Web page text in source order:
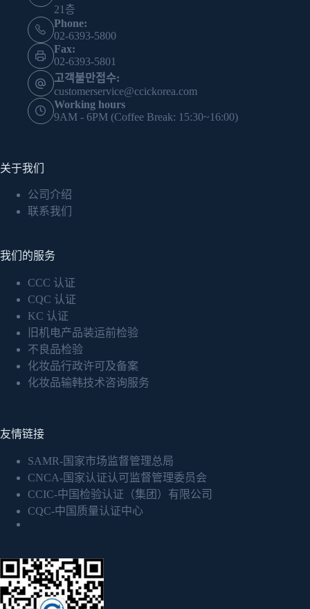
21층
Phone:
02-6393-5800
Fax:
02-6393-5801
고객불만접수:
customerservice@ccickorea.com
Working hours
9AM - 6PM (Coffee Break: 15:30~16:00)
关于我们
公司介绍
联系我们
我们的服务
CCC 认证
CQC 认证
KC 认证
旧机电产品装运前检验
不良品检验
化妆品行政许可及备案
化妆品输韩技术咨询服务
友情链接
SAMR-国家市场监督管理总局
CNCA-国家认证认可监督管理委员会
CCIC-中国检验认证（集团）有限公司
CQC-中国质量认证中心